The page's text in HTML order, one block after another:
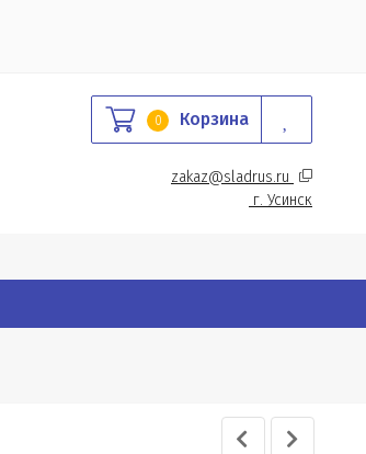
0 Корзина
zakaz@sladrus.ru
г. Усинск